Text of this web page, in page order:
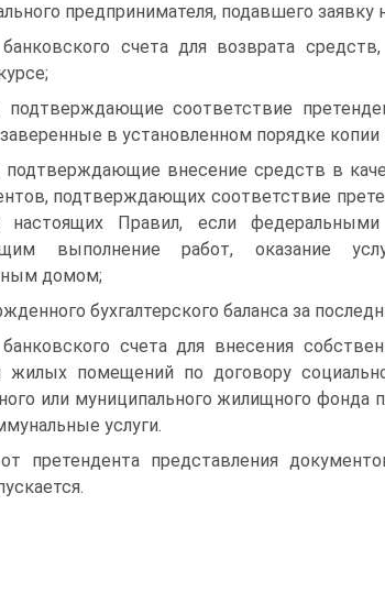
предпринимателя, подавшего заявку
счета для возврата
подтверждающие соответствие
в установленном порядке
внесение средств в
подтверждающих соответствие
Правил, если
выполнение работ, оказание
домом;
бухгалтерского баланса за
счета для внесения
жилых помещений по договору
или муниципального жилищного
услуги.
претендента представления